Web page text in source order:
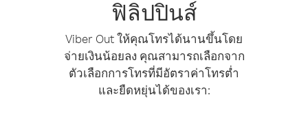
ฟิลิปปินส์
Viber Out ให้คุณโทรได้นานขึ้นโดย
จ่ายเงินน้อยลง คุณสามารถเลือกจาก
ตัวเลือกการโทรที่มีอัตราค่าโทรต่ำ
และยืดหยุ่นได้ของเรา: